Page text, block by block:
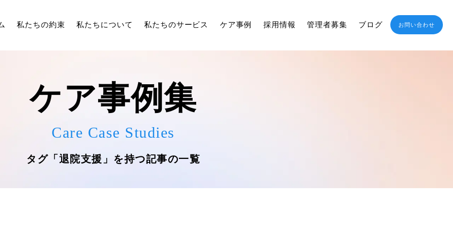
私たちの約束 私たちについて 私たちのサービス ケア事例 採用情報 管理者募集 ブログ お問い合わせ
ケア事例集
Care Case Studies
タグ「退院支援」を持つ記事の一覧